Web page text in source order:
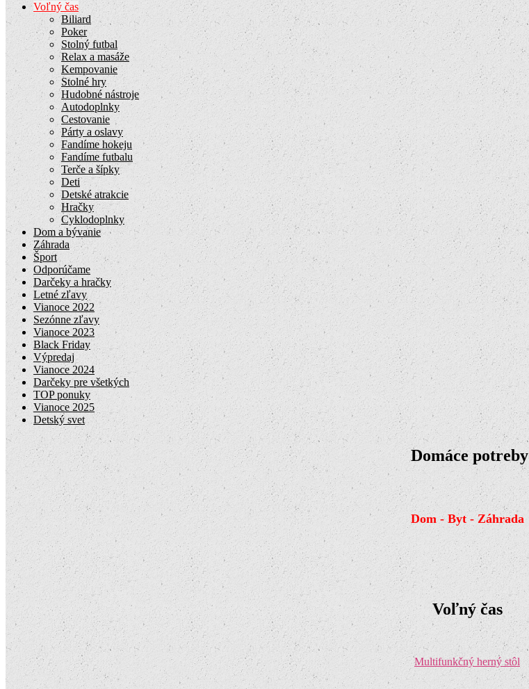
Voľný čas
Biliard
Poker
Stolný futbal
Relax a masáže
Kempovanie
Stolné hry
Hudobné nástroje
Autodoplnky
Cestovanie
Párty a oslavy
Fandíme hokeju
Fandíme futbalu
Terče a šípky
Deti
Detské atrakcie
Hračky
Cyklodoplnky
Dom a bývanie
Záhrada
Šport
Odporúčame
Darčeky a hračky
Letné zľavy
Vianoce 2022
Sezónne zľavy
Vianoce 2023
Black Friday
Výpredaj
Vianoce 2024
Darčeky pre všetkých
TOP ponuky
Vianoce 2025
Detský svet
Domáce potreby
Dom - Byt - Záhrada
Voľný čas
Multifunkčný herný stôl